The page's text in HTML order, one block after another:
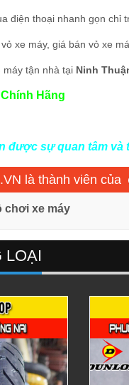
điện thoại nhanh gọn chỉ
xe máy, giá bán vỏ xe
tận nhà tại Ninh
Hãng
được sự quan tâm
là thành viên của
chơi xe máy
LOẠI